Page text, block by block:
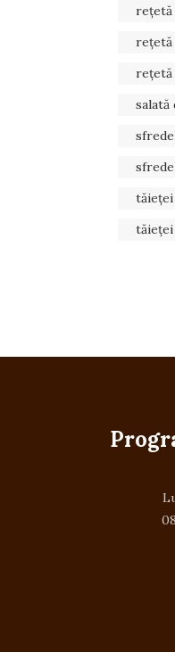
rețetă
rețetă
rețetă
salată
tăieței
tăieței